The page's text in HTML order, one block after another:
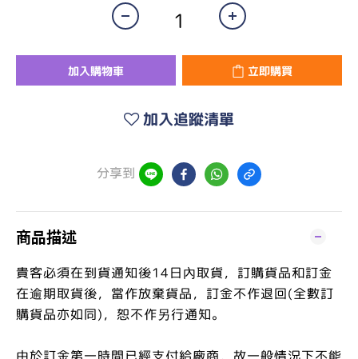
加入購物車 立即購買
加入追蹤清單
分享到
商品描述
貴客必須在到貨通知後14日內取貨，訂購貨品和訂金
在逾期取貨後，當作放棄貨品，訂金不作退回(全數訂
購貨品亦如同)，恕不作另行通知。
由於訂金第一時間已經支付給廠商，故一般情況下不能